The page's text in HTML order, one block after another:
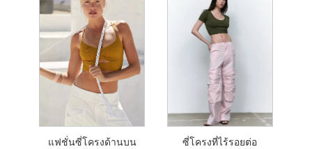
แฟชั่นซี่โครงด้านบน ซี่โครงที่ไร้รอยต่อ